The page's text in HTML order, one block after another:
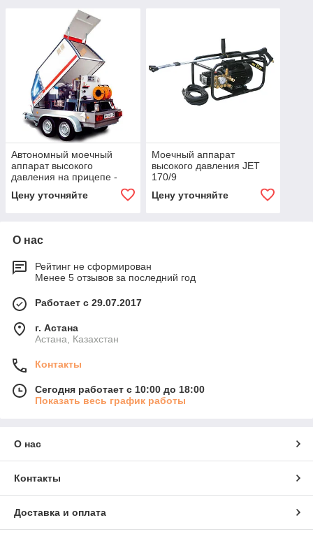
Автономный моечный
аппарат высокого
давления на прицепе -
POWERTRAILER-500
Цену уточняйте
Моечный аппарат
высокого давления JET
170/9
Цену уточняйте
О нас
Рейтинг не сформирован
Менее 5 отзывов за последний год
Работает с 29.07.2017
г. Астана
Астана, Казахстан
Контакты
Сегодня работает с 10:00 до 18:00
Показать весь график работы
О нас
Контакты
Доставка и оплата